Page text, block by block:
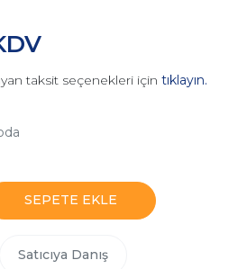
taksit seçenekleri için tıklayın.
SEPETE EKLE
Satıcıya Danış